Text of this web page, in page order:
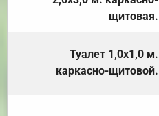
щитовая.
Туалет 1,0х1,0 м.
каркасно-щитовой.